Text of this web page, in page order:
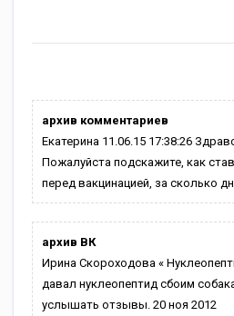
архив комментариев
Екатерина 11.06.15 17:38:26
Пожалуйста подскажите, как
перед вакцинацией, за сколько
архив ВК
Ирина Скороходова «
давал нуклеопептид сбоим
услышать отзывы. 20 ноя 2012